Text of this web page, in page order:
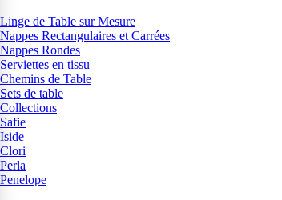
Linge de Table sur Mesure
Nappes Rectangulaires et Carrées
Nappes Rondes
Serviettes en tissu
Chemins de Table
Sets de table
Collections
Safie
Iside
Clori
Perla
Penelope